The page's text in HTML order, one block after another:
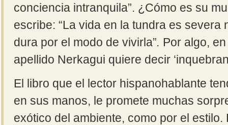
conciencia intranquila”. ¿Cómo es su
escribe: “La vida en la tundra es severa
dura por el modo de vivirla”. Por algo,
apellido Nerkagui quiere decir
El libro que el lector hispanohablante
en sus manos, le promete muchas
exótico del ambiente, como por el